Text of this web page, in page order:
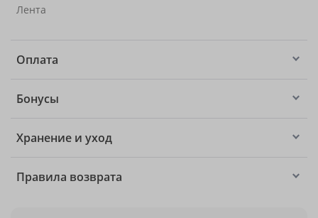
Лента
Оплата
Бонусы
Хранение и уход
Правила возврата